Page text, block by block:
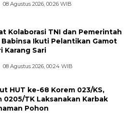
08 Agustus 2026, 00:26 WIB
Kolaborasi TNI dan Pemerintah
Babinsa Ikuti Pelantikan Gamot
Karang Sari
08 Agustus 2026, 00:24 WIB
HUT ke-68 Korem 023/KS,
0205/TK Laksanakan Karbak
Pohon